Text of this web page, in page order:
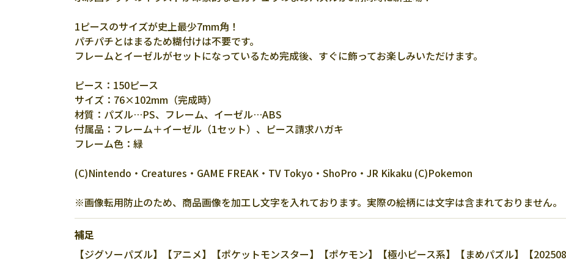
1ピースのサイズが史上最少7mm角！
パチパチとはまるため糊付けは不要です。
フレームとイーゼルがセットになっているため完成後、すぐに飾ってお楽しみいただけます。
ピース：150ピース
サイズ：76×102mm（完成時）
材質：パズル…PS、フレーム、イーゼル…ABS
付属品：フレーム＋イーゼル（1セット）、ピース請求ハガキ
フレーム色：緑
(C)Nintendo・Creatures・GAME FREAK・TV Tokyo・ShoPro・JR Kikaku (C)Pokemon
※画像転用防止のため、商品画像を加工し文字を入れております。実際の絵柄には文字は含まれておりません。
補足
【ジグソーパズル】【アニメ】【ポケットモンスター】【ポケモン】【極小ピース系】【まめパズル】【